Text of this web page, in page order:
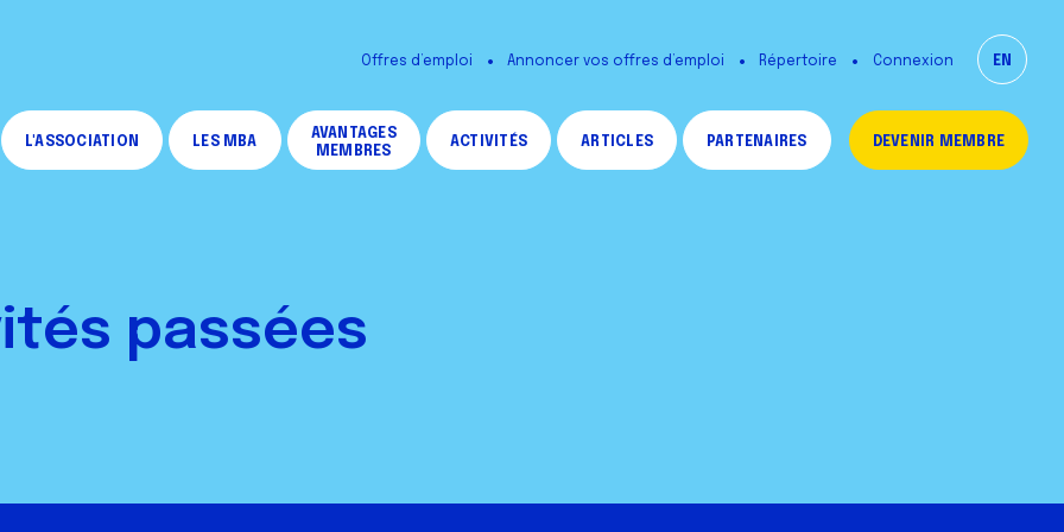
Offres d’emploi Annoncer vos offres d’emploi Répertoire Connexion EN
L'ASSOCIATION LES MBA
AVANTAGES
MEMBRES
ACTIVITÉS ARTICLES PARTENAIRES DEVENIR MEMBRE
passées